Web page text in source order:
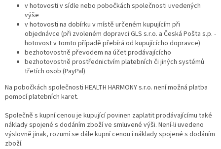
v hotovosti v sídle nebo pobočkách společnosti uvedených
výše
v hotovosti na dobírku v místě určeném kupujícím při
objednávce (při zvoleném dopravci GLS s.r.o. a Česká Pošta s.p. -
hotovost v tomto případě přebírá od kupujícícho dopravce)
bezhotovostně převodem na účet prodávajícícho
bezhotovostně prostřednictvím platebních či jiných systémů
třetích osob (PayPal)
Na pobočkách společnosti HEALTH HARMONY s.r.o. není možná platba
pomocí platebních karet.
Společně s kupní cenou je kupující povinen zaplatit prodávajícímu také
náklady spojené s dodáním zboží ve smluvené výši. Není-li uvedeno
výslovně jinak, rozumí se dále kupní cenou i náklady spojené s dodáním
zboží.